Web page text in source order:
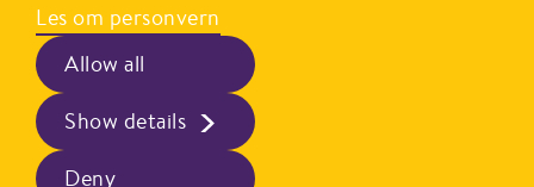
Allow all
Show details
Deny
Les om personvern
Besøksadresse
Schweigaards gate 15
0191 Oslo